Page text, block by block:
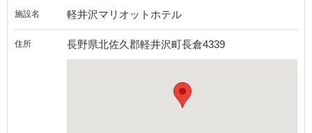
施設名 軽井沢マリオットホテル
住所 長野県北佐久郡軽井沢町長倉4339